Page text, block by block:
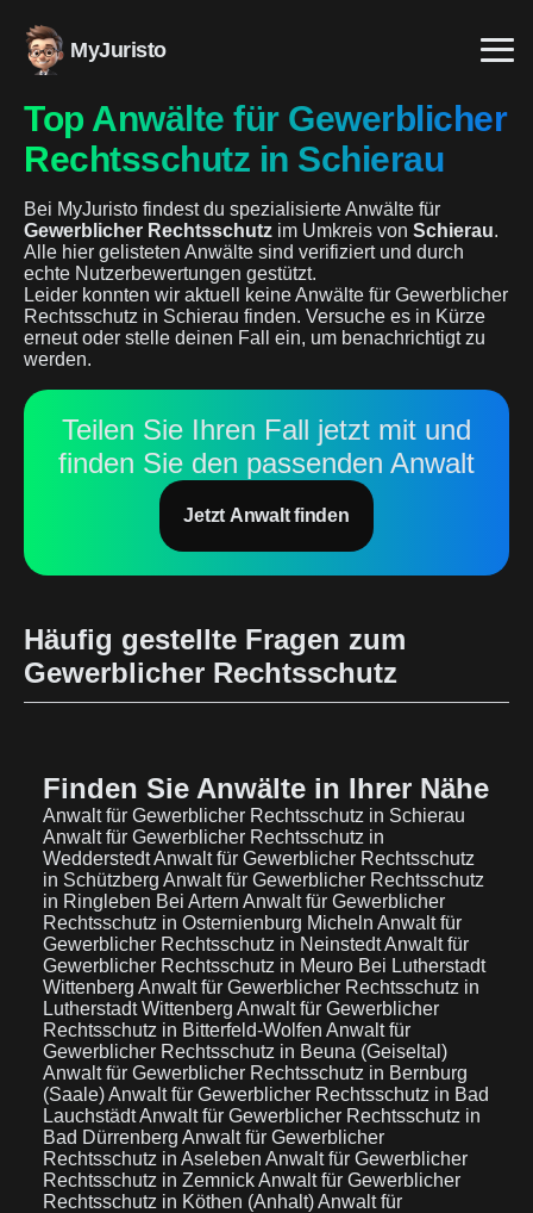
MyJuristo
Top Anwälte für Gewerblicher
Rechtsschutz in Schierau
Bei MyJuristo findest du spezialisierte Anwälte für
Gewerblicher Rechtsschutz im Umkreis von Schierau.
Alle hier gelisteten Anwälte sind verifiziert und durch
echte Nutzerbewertungen gestützt.
Leider konnten wir aktuell keine Anwälte für Gewerblicher
Rechtsschutz in Schierau finden. Versuche es in Kürze
erneut oder stelle deinen Fall ein, um benachrichtigt zu
werden.
Teilen Sie Ihren Fall jetzt mit und
finden Sie den passenden Anwalt
Jetzt Anwalt finden
Häufig gestellte Fragen zum
Gewerblicher Rechtsschutz
Finden Sie Anwälte in Ihrer Nähe
Anwalt für Gewerblicher Rechtsschutz in Schierau
Anwalt für Gewerblicher Rechtsschutz in
WedderstedtAnwalt für Gewerblicher Rechtsschutz
in Schützberg Anwalt für Gewerblicher Rechtsschutz
in Ringleben Bei Artern Anwalt für Gewerblicher
Rechtsschutz in Osternienburg Micheln Anwalt für
Gewerblicher Rechtsschutz in NeinstedtAnwalt für
Gewerblicher Rechtsschutz in Meuro Bei Lutherstadt
Wittenberg Anwalt für Gewerblicher Rechtsschutz in
Lutherstadt Wittenberg Anwalt für Gewerblicher
Rechtsschutz in Bitterfeld-Wolfen Anwalt für
Gewerblicher Rechtsschutz in Beuna (Geiseltal)
Anwalt für Gewerblicher Rechtsschutz in Bernburg
(Saale)Anwalt für Gewerblicher Rechtsschutz in Bad
LauchstädtAnwalt für Gewerblicher Rechtsschutz in
Bad Dürrenberg Anwalt für Gewerblicher
Rechtsschutz in Aseleben Anwalt für Gewerblicher
Rechtsschutz in ZemnickAnwalt für Gewerblicher
Rechtsschutz in Köthen (Anhalt)Anwalt für